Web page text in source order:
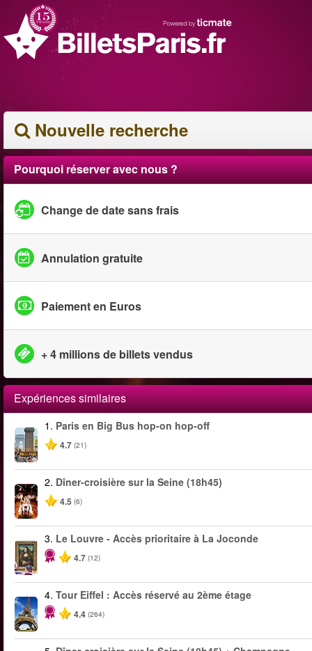
Nouvelle recherche
Pourquoi réserver avec nous ?
Change de date sans frais
Annulation gratuite
Paiement en Euros
+ 4 millions de billets vendus
Expériences similaires
1. Paris en Big Bus hop-on hop-off
4.7 (21)
2. Dîner-croisière sur la Seine (18h45)
4.5 (6)
3. Le Louvre - Accès prioritaire à La Joconde
4.7 (12)
4. Tour Eiffel : Accès réservé au 2ème étage
4.4 (264)